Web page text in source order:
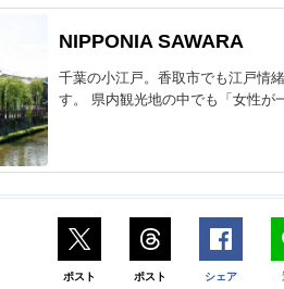
NIPPONIA SAWARA
千葉の小江戸。香取市でも江戸情
す。 県内観光地の中でも「女性が
ポスト ポスト シェア